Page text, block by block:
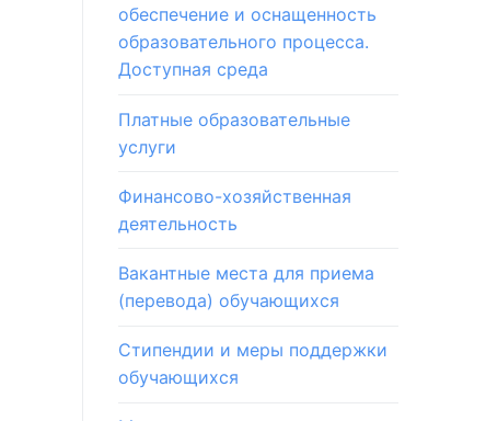
обеспечение и оснащенность
образовательного процесса.
Доступная среда
Платные образовательные
услуги
Финансово-хозяйственная
деятельность
Вакантные места для приема
(перевода) обучающихся
Стипендии и меры поддержки
обучающихся